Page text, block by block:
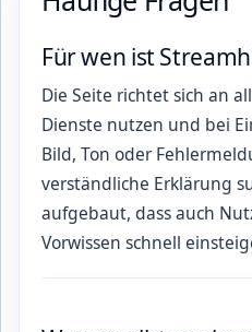
Für wen ist
Die Seite richtet sich an
Dienste nutzen und bei
Bild, Ton oder
verständliche Erklärung
aufgebaut, dass auch
Vorwissen schnell